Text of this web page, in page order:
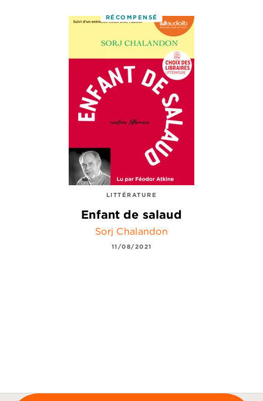
RÉCOMPENSÉ
LITTÉRATURE
Enfant de salaud
Sorj Chalandon
11/08/2021